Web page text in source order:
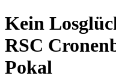
Kein
RSC
Pokal